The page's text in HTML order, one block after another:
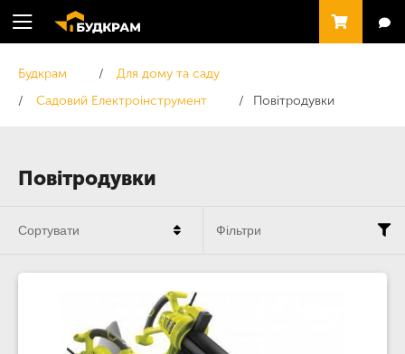
Повітродувки
Будкрам
Для дому та саду
Садовий Електроінструмент
Повітродувки
Сортувати Фільтри